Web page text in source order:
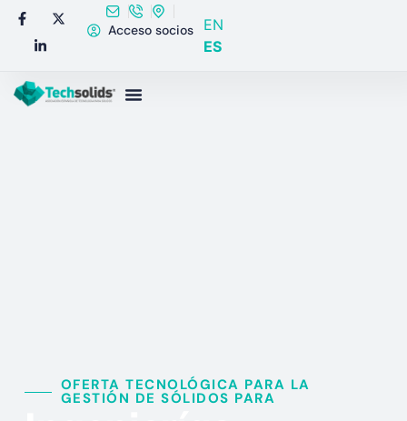
Acceso socios
EN
ES
OFERTA TECNOLÓGICA PARA LA
GESTIÓN DE SÓLIDOS PARA​